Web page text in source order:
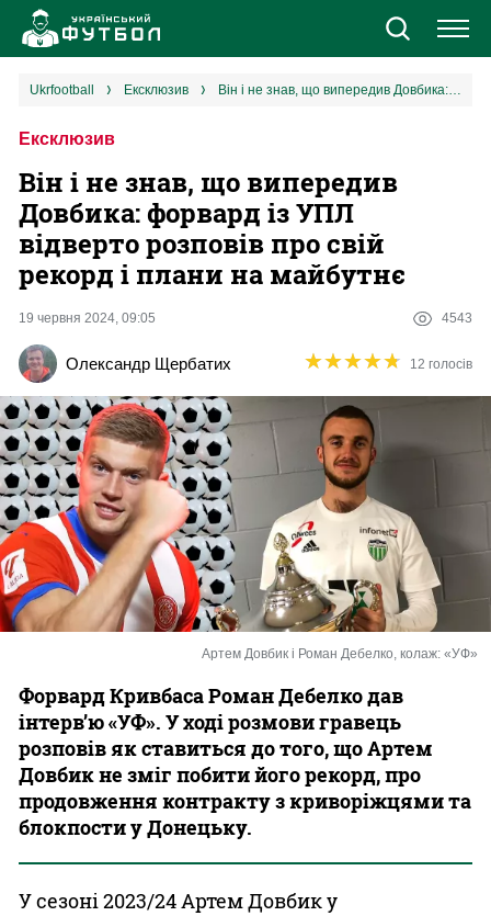
Новини
Єврокубки
УПЛ
2 ліга
Різне
Букмекери
Казино
ukrfootball ексклюзив Він і не знав, що випередив Довбика: форвард із УПЛ відверто розповів про свій рекорд і плани на майбутнє
Ексклюзив
Він і не знав, що випередив
Довбика: форвард із УПЛ
відверто розповів про свій
рекорд і плани на майбутнє
19 червня 2024, 09:05 4543
Олександр Щербатих ★★★★★
★★★★★ 12 голосів
Артем Довбик і Роман Дебелко, колаж: «УФ»
Форвард Кривбаса Роман Дебелко дав
інтерв’ю «УФ». У ході розмови гравець
розповів як ставиться до того, що Артем
Довбик не зміг побити його рекорд, про
продовження контракту з криворіжцями та
блокпости у Донецьку.
У сезоні 2023/24 Артем Довбик у